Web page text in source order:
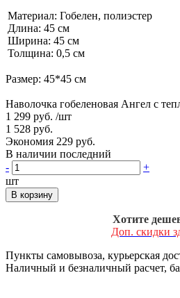
Материал: Гобелен, полиэстер
Длина: 45 см
Ширина: 45 см
Толщина: 0,5 см
Размер: 45*45 см
Наволочка гобеленовая Ангел с
1 299 руб. /шт
1 528 руб.
Экономия 229 руб.
В наличии последний
-
+
шт
В корзину
Хотите
Доп. скидки
Пункты самовывоза, курьерская
Наличный и безналичный расчет,